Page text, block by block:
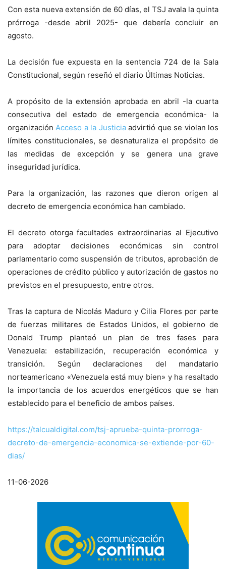
Con esta nueva extensión de 60 días, el TSJ avala la quinta
prórroga -desde abril 2025- que debería concluir en
agosto.
La decisión fue expuesta en la sentencia 724 de la Sala
Constitucional, según reseñó el diario Últimas Noticias.
A propósito de la extensión aprobada en abril -la cuarta
consecutiva del estado de emergencia económica- la
organizaciónAcceso a la Justiciaadvirtió que se violan los
límites constitucionales, se desnaturaliza el propósito de
las medidas de excepción y se genera una grave
inseguridad jurídica.
Para la organización, las razones que dieron origen al
decreto de emergencia económica han cambiado.
El decreto otorga facultades extraordinarias al Ejecutivo
para adoptar decisiones económicas sin control
parlamentario como suspensión de tributos, aprobación de
operaciones de crédito público y autorización de gastos no
previstos en el presupuesto, entre otros.
Tras la captura de Nicolás Maduro y Cilia Flores por parte
de fuerzas militares de Estados Unidos, el gobierno de
Donald Trump planteó un plan de tres fases para
Venezuela: estabilización, recuperación económica y
transición. Según declaraciones del mandatario
norteamericano «Venezuela está muy bien» y ha resaltado
la importancia de los acuerdos energéticos que se han
establecido para el beneficio de ambos países.
https://talcualdigital.com/tsj-aprueba-quinta-prorroga-
decreto-de-emergencia-economica-se-extiende-por-60-
dias/
11-06-2026